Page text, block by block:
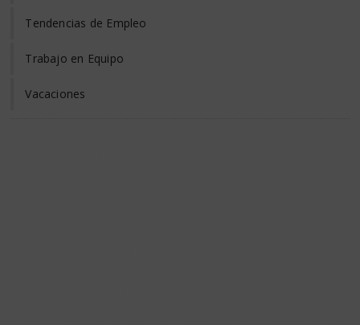
Tendencias de Empleo
Trabajo en Equipo
Vacaciones